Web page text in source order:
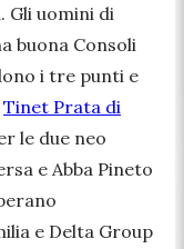
Gli uomini di
buona Consoli
i tre punti e
Tinet Prata di
le due neo
e Abba Pineto
e Delta Group